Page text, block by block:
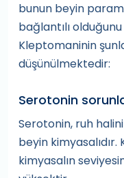
bunun beyin
bağlantılı
Kleptomaninin
düşünülmektedir:
Serotonin
Serotonin, ruh
beyin
kimyasalın